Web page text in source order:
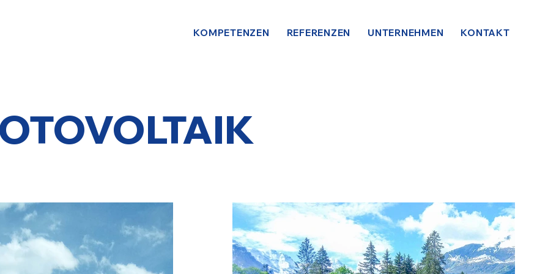
KOMPETENZEN REFERENZEN UNTERNEHMEN KONTAKT